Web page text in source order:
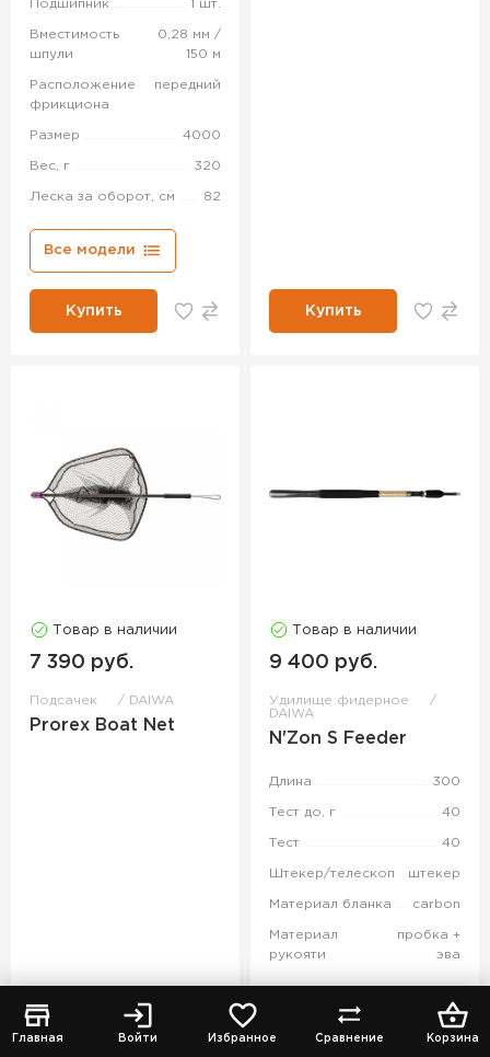
Главная Войти Избранное Сравнение Корзина
Подшипник 1 шт.
Вместимость
шпули
0,28 мм /
150 м
Расположение
фрикциона
передний
Размер 4000
Вес, г 320
Леска за оборот, см 82
Все модели
Купить Купить
Товар в наличии
7 390 руб.
Подсачек DAIWA
Prorex Boat Net
Товар в наличии
9 400 руб.
Удилище фидерное
DAIWA
N'Zon S Feeder
Длина 300
Тест до, г 40
Тест 40
Штекер/телескоп штекер
Материал бланка carbon
Материал
рукояти
пробка +
эва
Все модели